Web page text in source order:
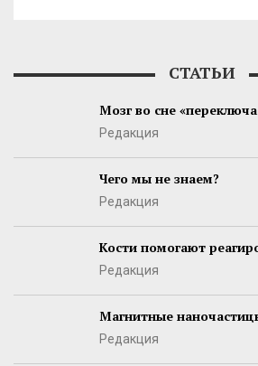
СТАТЬИ
Мозг во сне
Редакция
Чего мы не знаем?
Редакция
Кости помогают
Редакция
Магнитные
Редакция